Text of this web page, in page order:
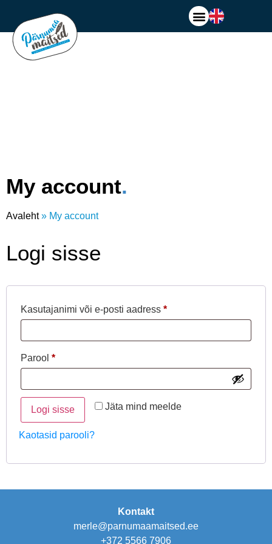
My account
Avaleht» My account
Logi sisse
Kasutajanimi või e-posti aadress *
Parool *
Jäta mind meelde
Logi sisse
Kaotasid parooli?
Kontakt
merle@parnumaamaitsed.ee
+372 5566 7906